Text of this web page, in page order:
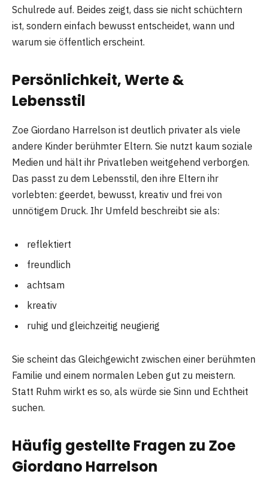
Schulrede auf. Beides zeigt, dass sie nicht schüchtern
ist, sondern einfach bewusst entscheidet, wann und
warum sie öffentlich erscheint.
Persönlichkeit, Werte &
Lebensstil
Zoe Giordano Harrelson ist deutlich privater als viele
andere Kinder berühmter Eltern. Sie nutzt kaum soziale
Medien und hält ihr Privatleben weitgehend verborgen.
Das passt zu dem Lebensstil, den ihre Eltern ihr
vorlebten: geerdet, bewusst, kreativ und frei von
unnötigem Druck. Ihr Umfeld beschreibt sie als:
reflektiert
freundlich
achtsam
kreativ
ruhig und gleichzeitig neugierig
Sie scheint das Gleichgewicht zwischen einer berühmten
Familie und einem normalen Leben gut zu meistern.
Statt Ruhm wirkt es so, als würde sie Sinn und Echtheit
suchen.
Häufig gestellte Fragen zu Zoe
Giordano Harrelson